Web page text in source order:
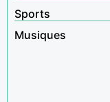
Sports
Musiques